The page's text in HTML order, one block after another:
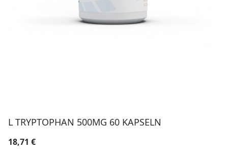
L TRYPTOPHAN 500MG 60 KAPSELN
18,71 €